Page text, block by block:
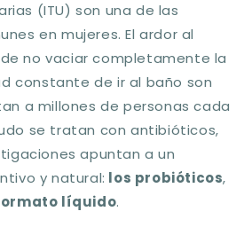
(ITU) son una de las
en mujeres. El ardor al
no vaciar completamente la
constante de ir al baño son
a millones de personas cada
se tratan con antibióticos,
apuntan a un
y natural: los probióticos,
líquido.